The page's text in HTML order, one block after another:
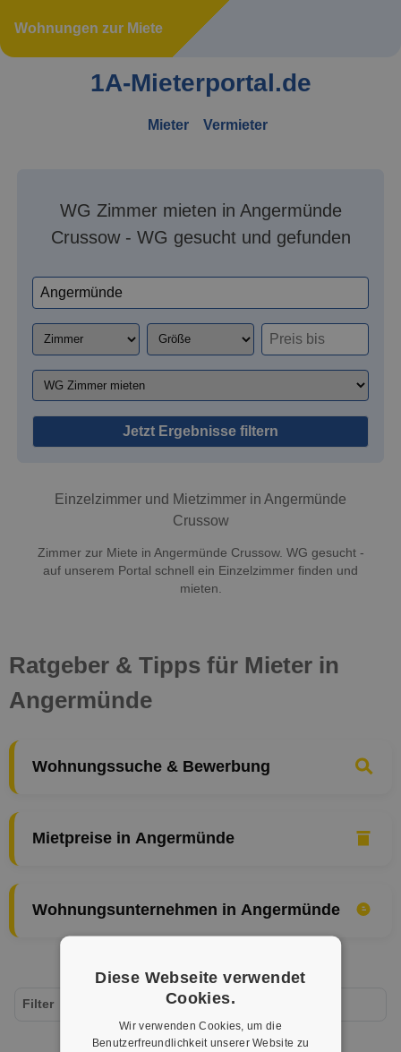
Wohnungen zur Miete
1A-Mieterportal.de
Mieter Vermieter
WG Zimmer mieten in Angermünde
Crussow - WG gesucht und gefunden
Jetzt Ergebnisse filtern
Einzelzimmer und Mietzimmer in Angermünde
Crussow
Zimmer zur Miete in Angermünde Crussow. WG gesucht -
auf unserem Portal schnell ein Einzelzimmer finden und
mieten.
Ratgeber & Tipps für Mieter in
Angermünde
Wohnungssuche & Bewerbung
Mietpreise in Angermünde
Wohnungsunternehmen in Angermünde
Filter
Diese Webseite verwendet
Cookies.
Wir verwenden Cookies, um die
Benutzerfreundlichkeit unserer Website zu